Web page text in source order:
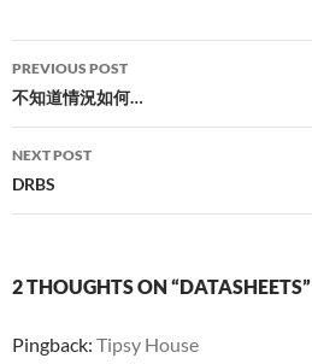
Post
navigation
PREVIOUS POST
不知道情況如何…
NEXT POST
DRBS
2 THOUGHTS ON “DATASHEETS”
Pingback: Tipsy House